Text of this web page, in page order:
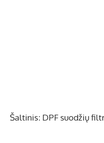
Šaltinis: DPF suodžių